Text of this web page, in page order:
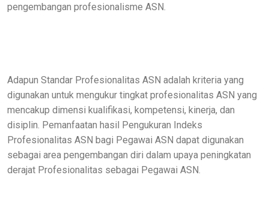
pengembangan profesionalisme ASN.
Adapun Standar Profesionalitas ASN adalah kriteria yang
digunakan untuk mengukur tingkat profesionalitas ASN yang
mencakup dimensi kualifikasi, kompetensi, kinerja, dan
disiplin. Pemanfaatan hasil Pengukuran Indeks
Profesionalitas ASN bagi Pegawai ASN dapat digunakan
sebagai area pengembangan diri dalam upaya peningkatan
derajat Profesionalitas sebagai Pegawai ASN.